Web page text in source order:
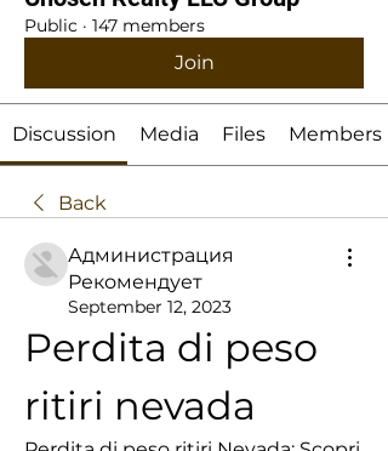
Public · 147 members
Join
Discussion Media Files Members
Back
Администрация
Рекомендует
September 12, 2023
Perdita di peso
ritiri nevada